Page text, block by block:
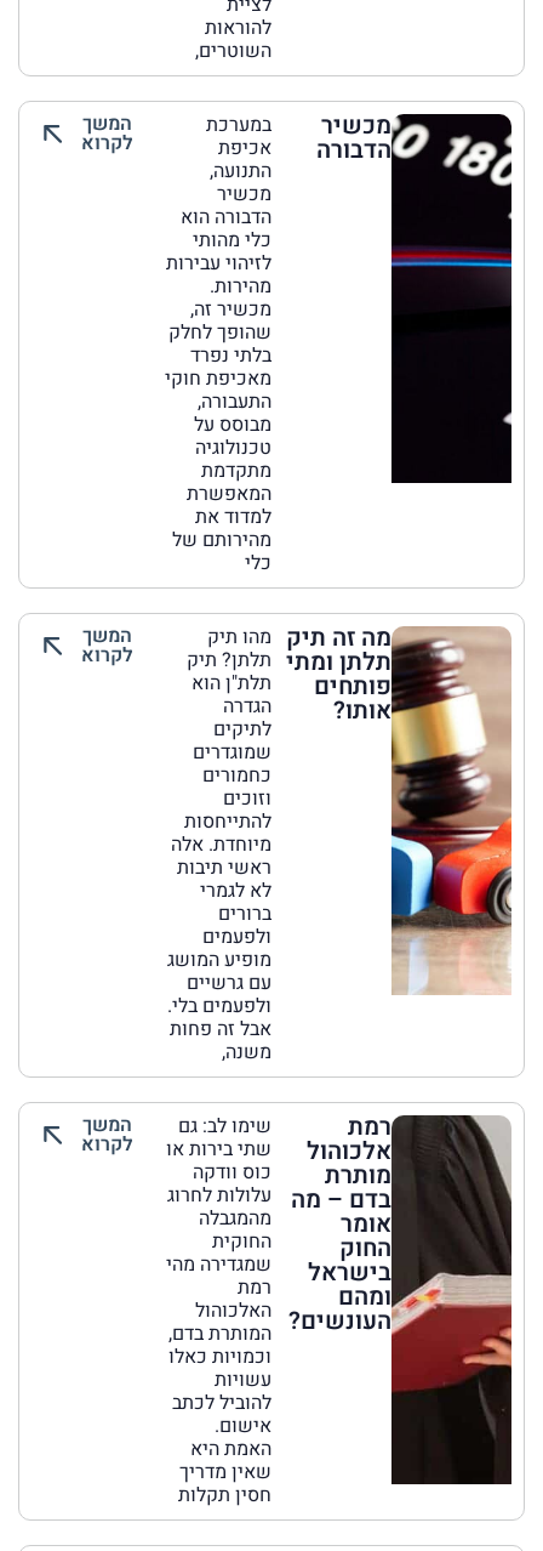
להוראות
השוטרים,
מכשיר
הדבורה
במערכת
אכיפת
התנועה,
מכשיר
הדבורה הוא
כלי מהותי
לזיהוי עבירות
מהירות.
מכשיר זה,
שהופך לחלק
בלתי נפרד
מאכיפת חוקי
התעבורה,
מבוסס על
טכנולוגיה
מתקדמת
המאפשרת
למדוד את
מהירותם של
כלי
המשך
לקרוא
מה זה תיק
תלתן ומתי
פותחים
אותו?
מהו תיק
תלתן? תיק
תלת"ן הוא
הגדרה
לתיקים
שמוגדרים
כחמורים
וזוכים
להתייחסות
מיוחדת. אלה
ראשי תיבות
לא לגמרי
ברורים
ולפעמים
מופיע המושג
עם גרשיים
ולפעמים בלי.
אבל זה פחות
משנה,
המשך
לקרוא
רמת
אלכוהול
מותרת
בדם – מה
אומר
החוק
בישראל
ומהם
העונשים?
שימו לב: גם
שתי בירות או
כוס וודקה
עלולות לחרוג
מהמגבלה
החוקית
שמגדירה מהי
רמת
האלכוהול
המותרת בדם,
וכמויות כאלו
עשויות
להוביל לכתב
אישום.
האמת היא
שאין מדריך
חסין תקלות
המשך
לקרוא